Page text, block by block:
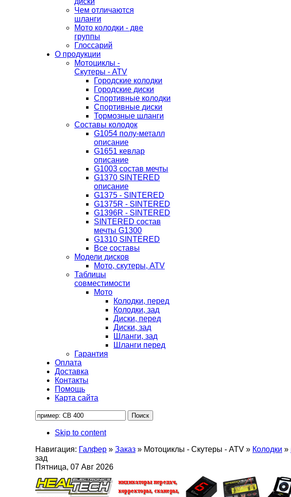
Чем отличаются
шланги
Мото колодки - две
группы
Глоссарий
О продукции
Мотоциклы -
Скутеры - ATV
Городские колодки
Городские диски
Спортивные колодки
Спортивные диски
Тормозные шланги
Составы колодок
G1054 полу-металл
описание
G1651 кевлар
описание
G1003 состав мечты
G1370 SINTERED
описание
G1375 - SINTERED
G1375R - SINTERED
G1396R - SINTERED
SINTERED состав
мечты G1300
G1310 SINTERED
Все составы
Модели дисков
Мото, скутеры, ATV
Таблицы
совместимости
Мото
Колодки, перед
Колодки, зад
Диски, перед
Диски, зад
Шланги, зад
Шланги перед
Гарантия
Оплата
Доставка
Контакты
Помощь
Карта сайта
Skip to content
Навигация: Галфер » Заказ » Мотоциклы - Скутеры - ATV » Колодки »
зад
Пятница, 07 Авг 2026